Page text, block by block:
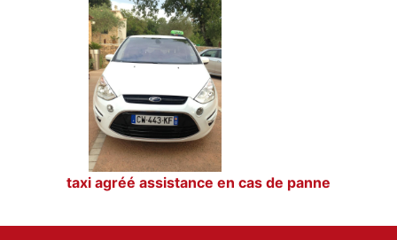
taxi agréé assistance en cas de panne